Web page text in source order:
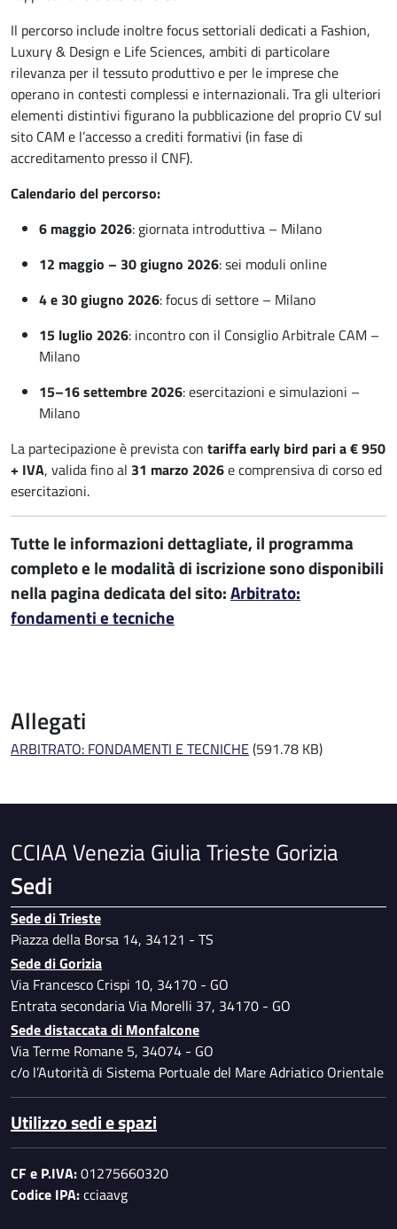
Il percorso include inoltrefocus settoriali dedicati a Fashion,
Luxury & Design e Life Sciences, ambiti di particolare
rilevanza per il tessuto produttivo e per le imprese che
operano in contesti complessi e internazionali. Tra gli ulteriori
elementi distintivi figurano la pubblicazione del proprio CV sul
sito CAM e l’accesso acrediti formativi (in fase di
accreditamento presso il CNF).
Calendario del percorso:
6 maggio 2026: giornata introduttiva – Milano
12 maggio – 30 giugno 2026: sei moduli online
4 e 30 giugno 2026: focus di settore – Milano
15 luglio 2026: incontro con il Consiglio Arbitrale CAM –
Milano
15–16 settembre 2026: esercitazioni e simulazioni –
Milano
La partecipazione è prevista con tariffa early bird pari a € 950
+ IVA, valida fino al 31 marzo 2026e comprensiva di corso ed
esercitazioni.
Tutte le informazioni dettagliate, il programma
completo e le modalità di iscrizione sono disponibili
nella pagina dedicata del sito:Arbitrato:
fondamenti e tecniche
Allegati
ARBITRATO: FONDAMENTI E TECNICHE (591.78 KB)
CCIAA Venezia Giulia Trieste Gorizia
Sedi
Sede di Trieste
Piazza della Borsa 14, 34121 - TS
Sede di Gorizia
Via Francesco Crispi 10, 34170 - GO
Entrata secondaria Via Morelli 37, 34170 - GO
Sede distaccata di Monfalcone
Via Terme Romane 5, 34074 - GO
c/o l’Autorità di Sistema Portuale del Mare Adriatico Orientale
Utilizzo sedi e spazi
CF e P.IVA:01275660320
Codice IPA:cciaavg